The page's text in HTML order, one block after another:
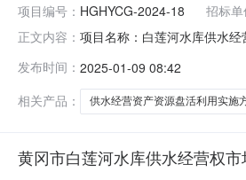
项目编号： HGHYCG-2024-18 招标单
正文内容： 项目名称：白莲河水库供水
发布时间： 2025-01-09 08:42
相关产品：
供水经营资产资源盘活利用实施
黄冈市白莲河水库供水经营权